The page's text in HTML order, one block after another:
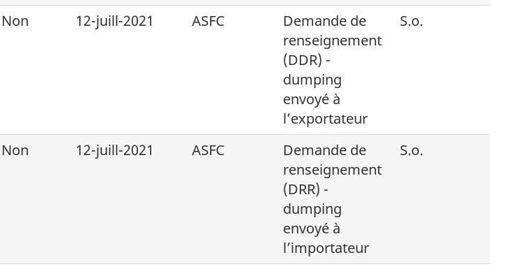
Non 12-juill-2021 ASFC
Demande de
renseignement
(DDR) -
dumping
envoyé à
l’exportateur
S.o.
Non 12-juill-2021 ASFC
Demande de
renseignement
(DRR) -
dumping
envoyé à
l’importateur
S.o.